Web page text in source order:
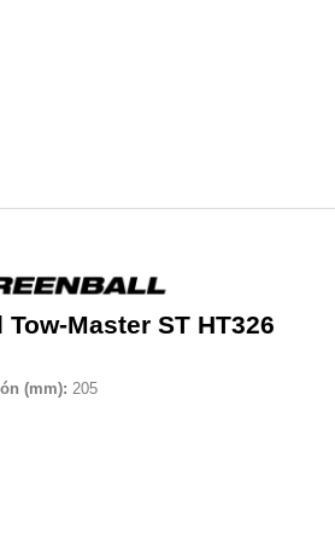
Tow-Master ST HT326
(mm): 205